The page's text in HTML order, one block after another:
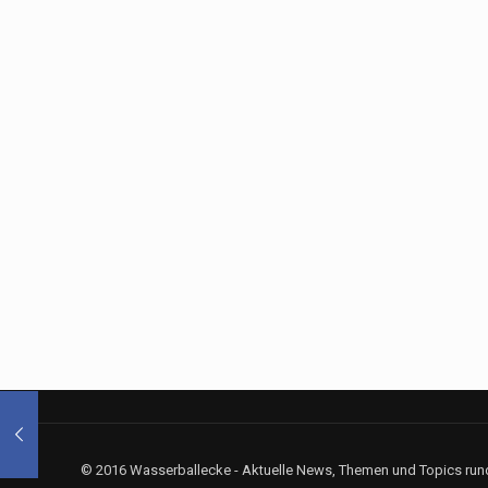
© 2016 Wasserballecke - Aktuelle News, Themen und Topics